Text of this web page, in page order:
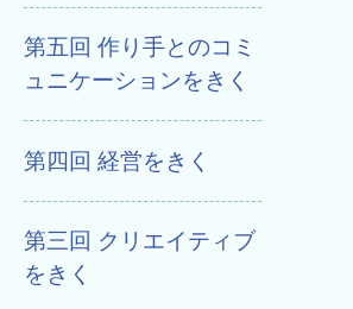
第五回 作り手とのコミ
ュニケーションをきく
第四回 経営をきく
第三回 クリエイティブ
をきく